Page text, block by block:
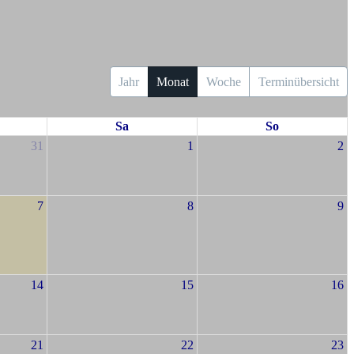
Jahr Monat Woche Terminübersicht
Sa
So
31
1 2
7 8 9
14 15 16
21 22 23